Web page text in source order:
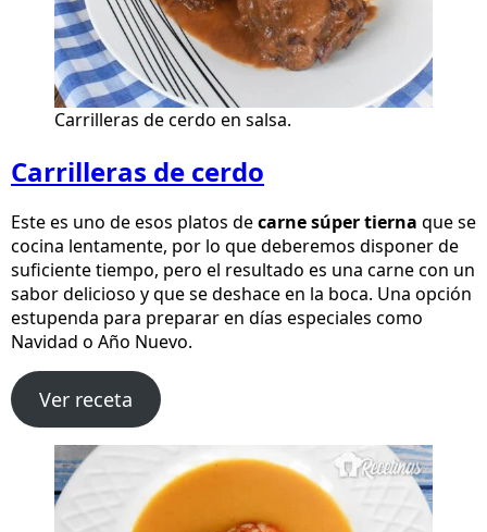
Carrilleras de cerdo en salsa.
Carrilleras de cerdo
Este es uno de esos platos decarne súper tierna que se
cocina lentamente, por lo que deberemos disponer de
suficiente tiempo, pero el resultado es una carne con un
sabor delicioso y que se deshace en la boca. Una opción
estupenda para preparar en días especiales como
Navidad o Año Nuevo.
Ver receta